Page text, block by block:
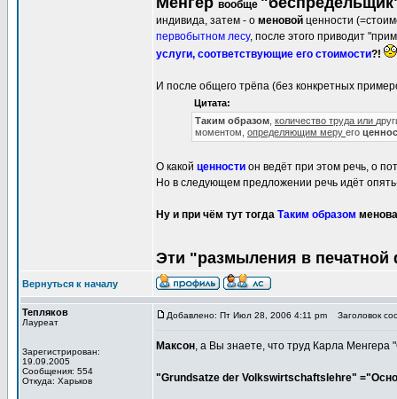
вообще
индивида, затем - о меновой ценности
первобытном лесу, после этого приводит
услуги, соответствующие его стоимости?!
И после общего трёпа (без конкретных
Цитата:
Таким образом количество труда или
моментом, определяющим меру его
О какой ценности он ведёт при этом речь, о
Но в следующем предложении речь идёт
Ну и при чём тут тогда Таким образом
Эти "размыления в
Вернуться к началу
Тепляков
Лауреат
Зарегистрирован:
19.09.2005
Сообщения: 554
Откуда: Харьков
Добавлено: Пт Июл 28, 2006 4:11 pm Заголовок
Максон, а Вы знаете, что труд Карла Менгера
"Grundsatze der Volkswirtschaftslehre"